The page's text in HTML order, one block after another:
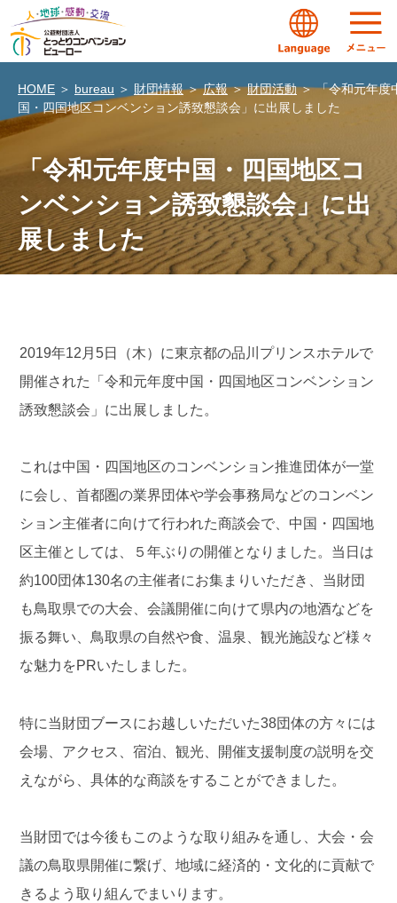
HOME ＞ bureau ＞ 財団情報＞広報＞財団活動＞「令和元年度
国・四国地区コンベンション誘致懇談会」に出展しました
「令和元年度中国・四国地区コ
ンベンション誘致懇談会」に出
展しました
2019年12 月 5日（木）に東京都の品川プリンスホテルで
開催された「令和元年度中国・四国地区コンベンション
誘致懇談会」に出展しました。
これは中国・四国地区のコンベンション推進団体が一堂
に会し、首都圏の業界団体や学会事務局などのコンベン
ション主催者に向けて行われた商談会で、中国・四国地
区主催としては、５年ぶりの開催となりました。当日は
約100団体130名の主催者にお集まりいただき、当財団
も鳥取県での大会、会議開催に向けて県内の地酒などを
振る舞い、鳥取県の自然や食、温泉、観光施設など様々
な魅力をPRいたしました。
特に当財団ブースにお越しいただいた38団体の方々には
会場、アクセス、宿泊、観光、開催支援制度の説明を交
えながら、具体的な商談をすることができました。
当財団では今後もこのような取り組みを通し、大会・会
議の鳥取県開催に繋げ、地域に経済的・文化的に貢献で
きるよう取り組んでまいります。